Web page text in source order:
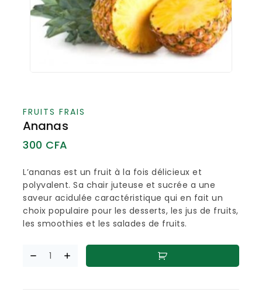
FRUITS FRAIS
Ananas
300 CFA
L’ananas est un fruit à la fois délicieux et
polyvalent. Sa chair juteuse et sucrée a une
saveur acidulée caractéristique qui en fait un
choix populaire pour les desserts, les jus de fruits,
les smoothies et les salades de fruits.